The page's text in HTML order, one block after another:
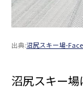
出典:沼尻スキー場-
沼尻スキー